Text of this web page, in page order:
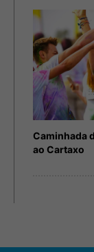
Caminhada
ao Cartaxo